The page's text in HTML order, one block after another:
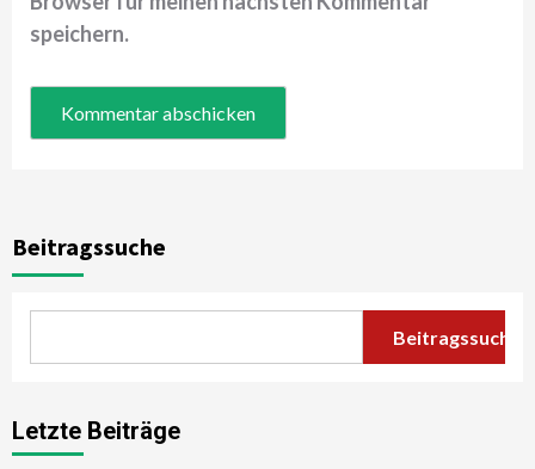
speichern.
Beitragssuche
Beitragssuche
Letzte Beiträge